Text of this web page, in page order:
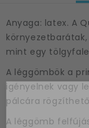
Anyaga: latex. A
mint egy
A léggömbök a
igényelnek vagy
pálcára
A léggömb